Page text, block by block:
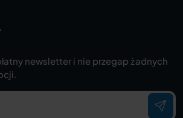
newsletter i nie przegap żadnych